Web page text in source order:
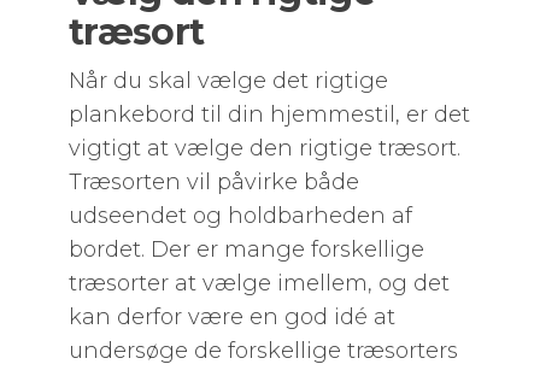
træsort
Når du skal vælge det rigtige
plankebord til din hjemmestil, er det
vigtigt at vælge den rigtige træsort.
Træsorten vil påvirke både
udseendet og holdbarheden af
bordet. Der er mange forskellige
træsorter at vælge imellem, og det
kan derfor være en god idé at
undersøge de forskellige træsorters